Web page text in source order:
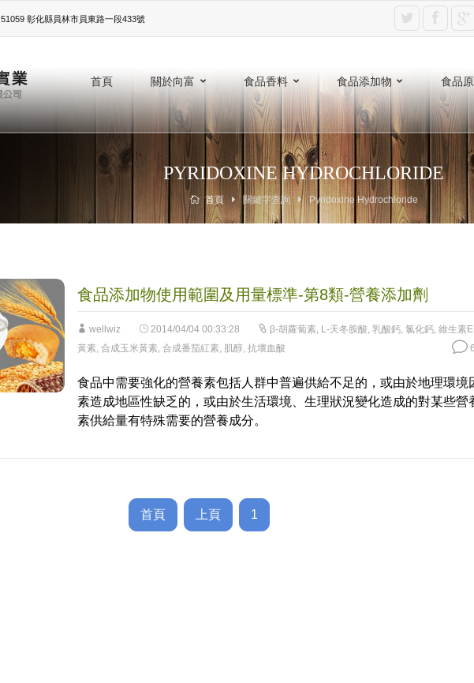
51059 彰化縣員林市員東路一段433號‎
首頁 關於向富 食品香料 食品添加物 食品
PYRIDOXINE HYDROCHLORIDE
首頁 關鍵字查詢 Pyridoxine Hydrochloride
食品添加物使用範圍及用量標準-第8類-營養添加劑
wellwiz 2014/04/04 00:33:28 β-胡蘿蔔素, L-天冬胺酸, 乳酸鈣, 氯化鈣, 維生素E
黃素, 合成玉米黃素, 合成番茄紅素, 肌醇, 抗壞血酸
食品中需要強化的營養素包括人群中普遍供給不足的，或由於地理環境
素造成地區性缺乏的，或由於生活環境、生理狀況變化造成的對某些營
素供給量有特殊需要的營養成分。
首頁 上頁 1